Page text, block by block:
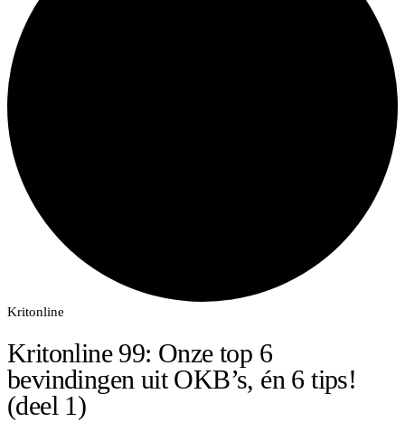
Kritonline
Kritonline 99: Onze top 6
bevindingen uit OKB’s, én 6 tips!
(deel 1)